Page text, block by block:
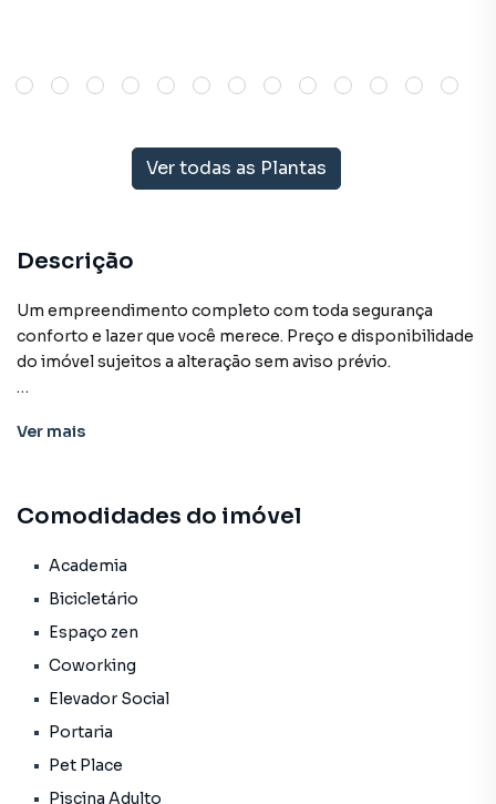
Ver todas as Plantas
Descrição
Um empreendimento completo com toda segurança
conforto e lazer que você merece. Preço e disponibilidade
do imóvel sujeitos a alteração sem aviso prévio.
• Academia
• Elevador social
• Market
• Pet place
• Playground
• Portaria
• Sauna
• Spa
• Status: Em construção
• Finalidade: Residencial
Ver mais
Comodidades do imóvel
Academia
Bicicletário
Espaço zen
Coworking
Elevador Social
Portaria
Pet Place
Piscina Adulto